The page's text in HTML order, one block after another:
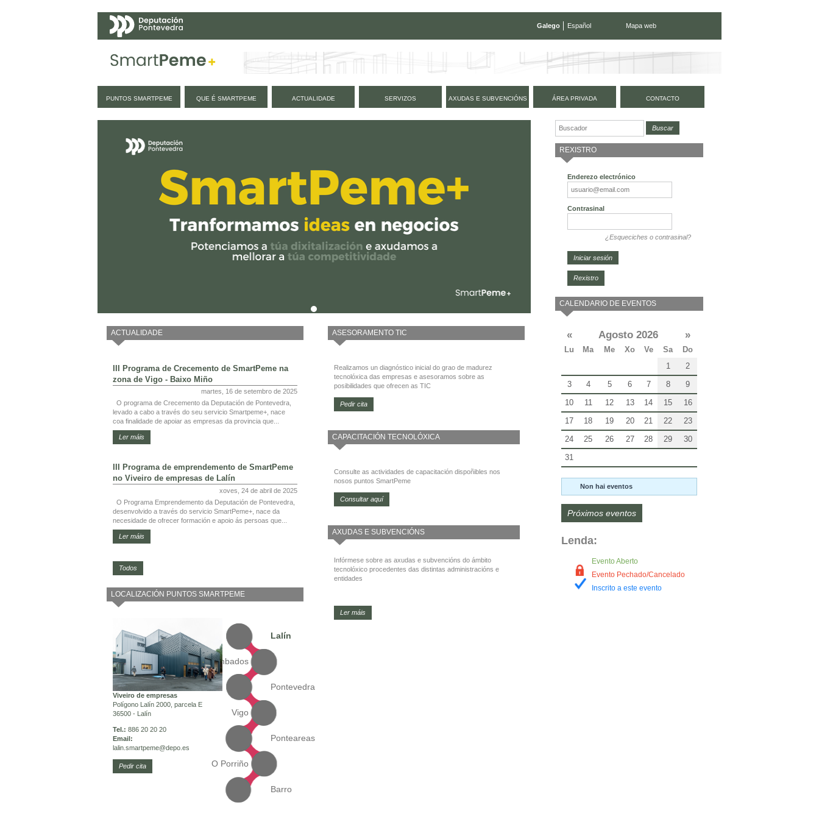
Galego Español Mapa web
PUNTOS SMARTPEME QUE É SMARTPEME ACTUALIDADE SERVIZOS AXUDAS E SUBVENCIÓNS ÁREA PRIVADA CONTACTO
ACTUALIDADE
III Programa de Crecemento de SmartPeme na
zona de Vigo - Baixo Miño
martes, 16 de setembro de 2025
O programa de Crecemento da Deputación de Pontevedra,
levado a cabo a través do seu servicio Smartpeme+, nace
coa finalidade de apoiar as empresas da provincia que...
Ler máis
III Programa de emprendemento de SmartPeme
no Viveiro de empresas de Lalín
xoves, 24 de abril de 2025
O Programa Emprendemento da Deputación de Pontevedra,
desenvolvido a través do servicio SmartPeme+, nace da
necesidade de ofrecer formación e apoio ás persoas que...
Ler máis
Todos
LOCALIZACIÓN PUNTOS SMARTPEME
Viveiro de empresas
Polígono Lalín 2000, parcela E
36500 - Lalín
Tel.: 886 20 20 20
Email:
lalin.smartpeme@depo.es
Pedir cita
Lalín
Cambados
Pontevedra
Vigo
Ponteareas
O Porriño
Barro
ASESORAMENTO TIC
Realizamos un diagnóstico inicial do grao de madurez
tecnolóxica das empresas e asesoramos sobre as
posibilidades que ofrecen as TIC
Pedir cita
CAPACITACIÓN TECNOLÓXICA
Consulte as actividades de capacitación dispoñibles nos
nosos puntos SmartPeme
Consultar aquí
AXUDAS E SUBVENCIÓNS
Infórmese sobre as axudas e subvencións do ámbito
tecnolóxico procedentes das distintas administracións e
entidades
Ler máis
REXISTRO
Enderezo electrónico
Contrasinal
¿Esqueciches o contrasinal?
Rexistro
CALENDARIO DE EVENTOS
« Agosto 2026 »
Lu Ma Me Xo Ve Sa
Do
1
2
3
4 5 6 7 8
9
10
11 12 13 14 15
16
17
18 19 20 21 22
23
24
25 26 27 28 29
30
31
Non hai eventos
Próximos eventos
Lenda:
Evento Aberto
Evento Pechado/Cancelado
Inscrito a este evento